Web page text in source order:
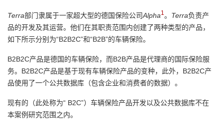
课
程
的
认
我
的
验
我
收
藏
术
支
持
云
声
建
议
Terra部门隶属于一家超大型的德国保险公司Alpha1。 Terra负责产
品的开发及其运营。他们在其职责范围内创建了两种类型的产品，
如下所示分别为“B2B2C”和“B2B”的车辆保险。
B2B2C产品是德国的车辆保险，而B2B产品是代理商的国际保险服
务。B2B2C产品是基于现有车辆保险产品的变种，此外，B2B2C产
品使用了一个公共数据库（包含企业和消费者的数据）。
现有的（此处称为“ B2C”）车辆保险产品开发以及公共数据库不在
本案例研究范围之内。